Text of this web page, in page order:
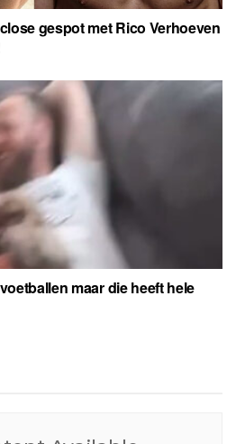
gespot met Rico Verhoeven
maar die heeft hele